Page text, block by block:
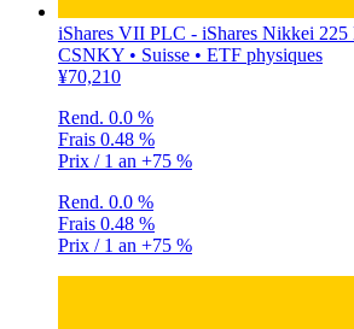
iShares VII PLC - iShares Nikkei
CSNKY • Suisse • ETF physiques
¥70,210
Rend. 0.0 %
Frais 0.48 %
Prix / 1 an +75 %
Rend. 0.0 %
Frais 0.48 %
Prix / 1 an +75 %